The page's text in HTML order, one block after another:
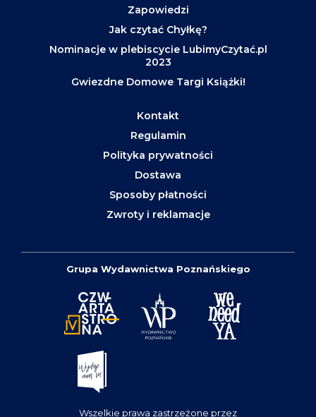
Zapowiedzi
Jak czytać Chyłkę?
Nominacje w plebiscycie LubimyCzytać.pl
2023
Gwiezdne Domowe Targi Książki!
Kontakt
Regulamin
Polityka prywatności
Dostawa
Sposoby płatności
Zwroty i reklamacje
Grupa Wydawnictwa Poznańskiego
Wszelkie prawa zastrzeżone przez